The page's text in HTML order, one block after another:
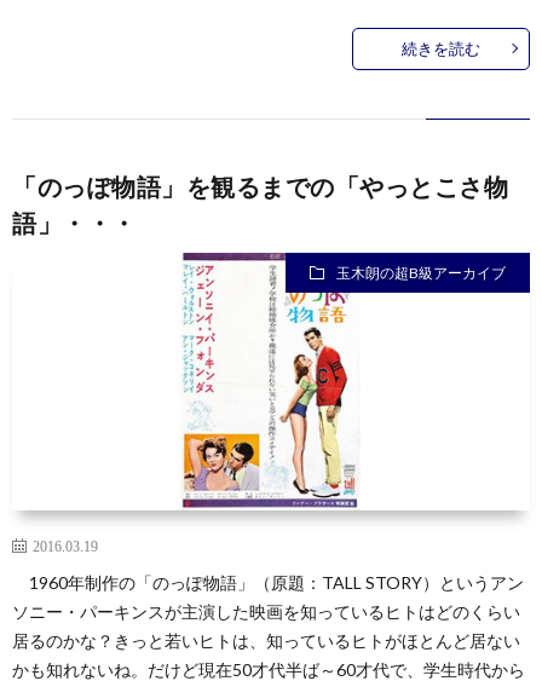
続きを読む
「のっぽ物語」を観るまでの「やっとこさ物
語」・・・
玉木朗の超B級アーカイブ
2016.03.19
1960年制作の「のっぽ物語」（原題：TALL STORY）というアン
ソニー・パーキンスが主演した映画を知っているヒトはどのくらい
居るのかな？きっと若いヒトは、知っているヒトがほとんど居ない
かも知れないね。だけど現在50才代半ば～60才代で、学生時代から